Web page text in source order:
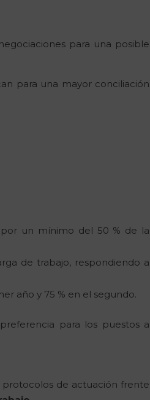
para una posible
para una mayor conciliación
un mínimo del 50 % de la
de trabajo, respondiendo a
año y 75 % en el segundo.
para los puestos a
de actuación frente